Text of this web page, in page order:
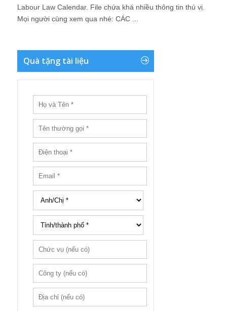
Labour Law Calendar. File chứa khá nhiều thông tin thú vị.
Mọi người cùng xem qua nhé: CÁC ...
Quà tặng tài liệu